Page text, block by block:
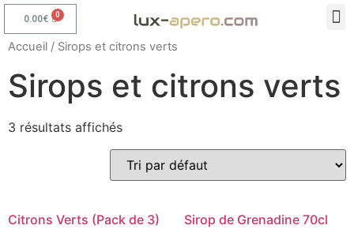
0.00€
Accueil / Sirops et citrons verts
Sirops et citrons verts
3 résultats affichés
Citrons Verts (Pack de 3) Sirop de Grenadine 70cl